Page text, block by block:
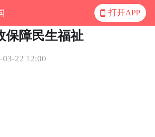
打开APP
保障民生福祉
03-22 12:00